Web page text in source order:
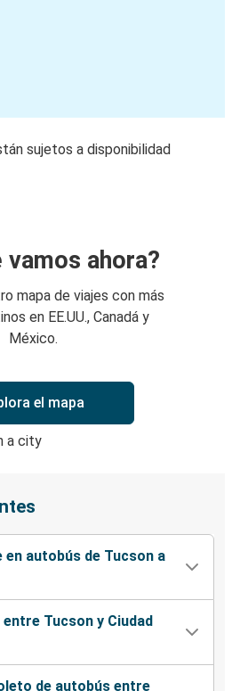
sujetos a disponibilidad
vamos ahora?
mapa de viajes con más
en EE.UU., Canadá y
México.
el mapa
en autobús de Tucson a
Tucson y Ciudad
de autobús entre